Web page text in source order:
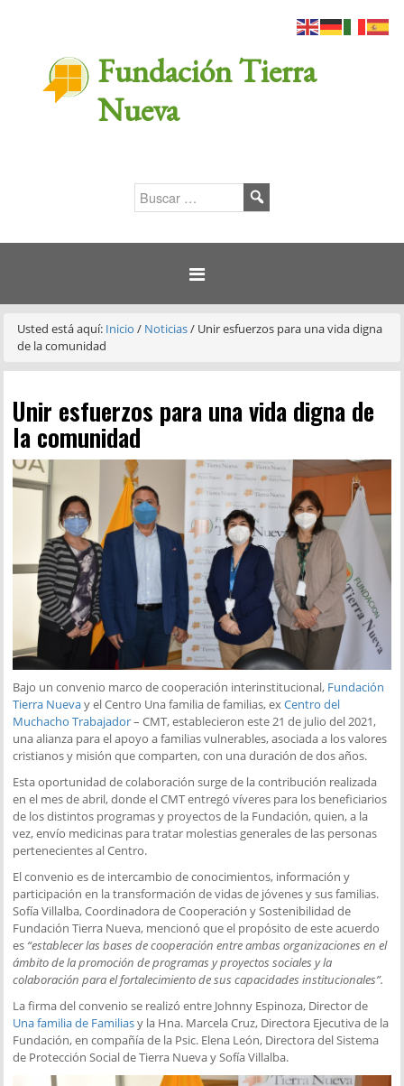
Fundación Tierra
Nueva
Usted está aquí: Inicio/ Noticias/ Unir esfuerzos para una vida digna
de la comunidad
Unir esfuerzos para una vida digna de
la comunidad
Bajo un convenio marco de cooperación interinstitucional, Fundación
Tierra Nuevay el Centro Una familia de familias, exCentro del
Muchacho Trabajador– CMT, establecieron este 21 de julio del 2021,
una alianza para el apoyo a familias vulnerables, asociada a los valores
cristianos y misión que comparten, con una duración de dos años.
Esta oportunidad de colaboración surge de la contribución realizada
en el mes de abril, donde el CMT entregó víveres para los beneficiarios
de los distintos programas y proyectos de la Fundación, quien, a la
vez, envío medicinas para tratar molestias generales de las personas
pertenecientes al Centro.
El convenio es de intercambio de conocimientos, información y
participación en la transformación de vidas de jóvenes y sus familias.
Sofía Villalba, Coordinadora de Cooperación y Sostenibilidad de
Fundación Tierra Nueva, mencionó que el propósito de este acuerdo
es “establecer las bases de cooperación entre ambas organizaciones en el
ámbito de la promoción de programas y proyectos sociales y la
colaboración para el fortalecimiento de sus capacidades institucionales”.
La firma del convenio se realizó entre Johnny Espinoza, Director de
Una familia de Familiasy la Hna. Marcela Cruz, Directora Ejecutiva de la
Fundación, en compañía de la Psic. Elena León, Directora del Sistema
de Protección Social de Tierra Nueva y Sofía Villalba.